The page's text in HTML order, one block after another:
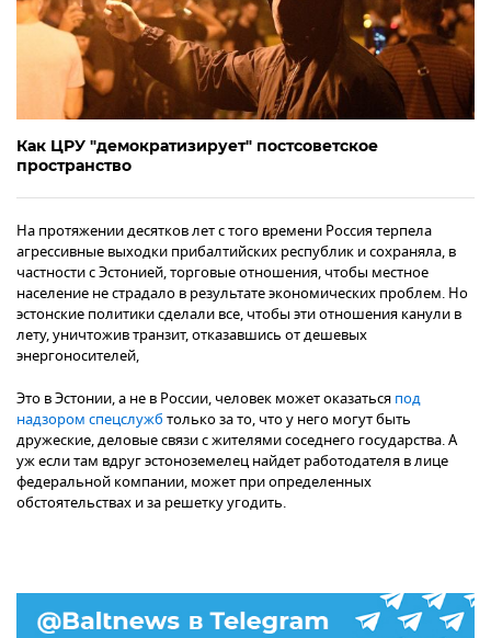
Как ЦРУ "демократизирует" постсоветское
пространство
На протяжении десятков лет с того времени Россия терпела
агрессивные выходки прибалтийских республик и сохраняла, в
частности с Эстонией, торговые отношения, чтобы местное
население не страдало в результате экономических проблем. Но
эстонские политики сделали все, чтобы эти отношения канули в
лету, уничтожив транзит, отказавшись от дешевых
энергоносителей,
Это в Эстонии, а не в России, человек может оказаться под
надзором спецслужб только за то, что у него могут быть
дружеские, деловые связи с жителями соседнего государства. А
уж если там вдруг эстоноземелец найдет работодателя в лице
федеральной компании, может при определенных
обстоятельствах и за решетку угодить.